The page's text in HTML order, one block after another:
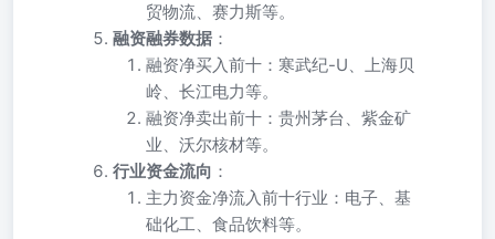
贸物流、赛力斯等。
融资融券数据 ：
融资净买入前十：寒武纪-U、上海贝
岭、长江电力等。
融资净卖出前十：贵州茅台、紫金矿
业、沃尔核材等。
行业资金流向 ：
主力资金净流入前十行业：电子、基
础化工、食品饮料等。